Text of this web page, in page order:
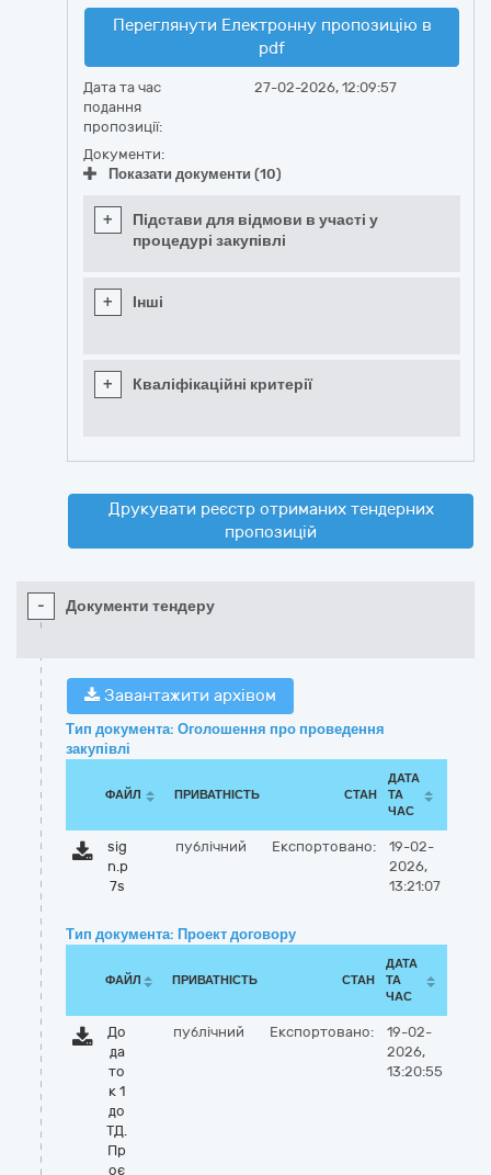
Переглянути Електронну пропозицію в
pdf
Дата та час
подання
пропозиції:
27-02-2026, 12:09:57
Документи:
Показати документи (10)
+
Підстави для відмови в участі у
процедурі закупівлі
+ Інші
+ Кваліфікаційні критерії
Друкувати реєстр отриманих тендерних
пропозицій
- Документи тендеру
Завантажити архівом
Тип документа: Оголошення про проведення
закупівлі
ФАЙЛ ПРИВАТНІСТЬ СТАН
ДАТА
ТА
ЧАС
sig
n.p
7s
публічний Експортовано:
19-02-
2026,
13:21:07
Тип документа: Проект договору
ФАЙЛ ПРИВАТНІСТЬ СТАН
ДАТА
ТА
ЧАС
До
да
то
к 1
до
ТД.
Пр
оє
публічний Експортовано:
19-02-
2026,
13:20:55